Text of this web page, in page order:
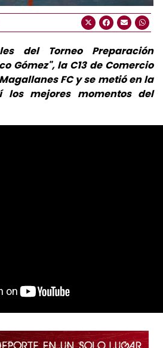
del Torneo Preparación
Gómez", la C13 de Comercio
FC y se metió en la
los mejores momentos del